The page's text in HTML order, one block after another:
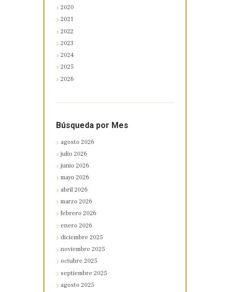
2020
2021
2022
2023
2024
2025
2026
Búsqueda por Mes
agosto2026
julio2026
junio2026
mayo2026
abril2026
marzo2026
febrero2026
enero2026
diciembre2025
noviembre2025
octubre2025
septiembre2025
agosto2025